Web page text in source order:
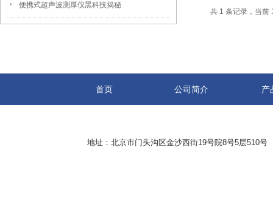
便携式超声波测厚仪黑科技揭秘
共 1 条记录，当
首页 公司简介 产
地址：北京市门头沟区金沙西街19号院8号5层510